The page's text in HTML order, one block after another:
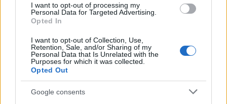
I want to opt-out of processing my
Personal Data for Targeted Advertising.
Opted In
I want to opt-out of Collection, Use,
Retention, Sale, and/or Sharing of my
Personal Data that Is Unrelated with the
Purposes for which it was collected.
Opted Out
Google consents